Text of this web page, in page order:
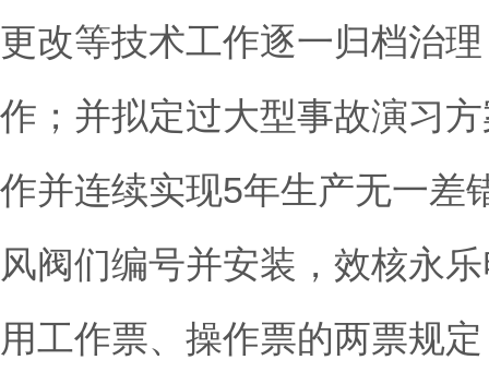
更改等技术工作逐一归档治
作；并拟定过大型事故演习
作并连续实现5年生产无一差
风阀们编号并安装，效核永
用工作票、操作票的两票规